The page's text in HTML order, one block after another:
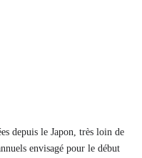
depuis le Japon, très loin de
envisagé pour le début